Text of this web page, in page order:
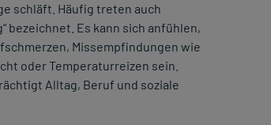
schläft. Häufig treten auch
bezeichnet. Es kann sich anfühlen,
Missempfindungen wie
oder Temperaturreizen sein.
Alltag, Beruf und soziale